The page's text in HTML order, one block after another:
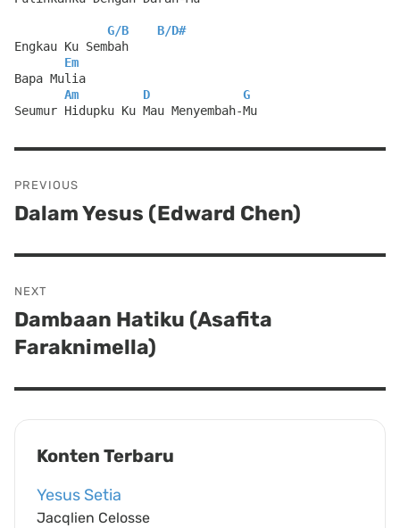
G/B B/D#
Engkau Ku Sembah
Em
Bapa Mulia
Am
D
G
Seumur Hidupku Ku Mau Menyembah-Mu
navigation
PREVIOUS
Previous
Dalam Yesus (Edward Chen)
NEXT
Next
post:
Dambaan Hatiku (Asafita
Faraknimella)
Konten Terbaru
Yesus Setia
Jacqlien Celosse